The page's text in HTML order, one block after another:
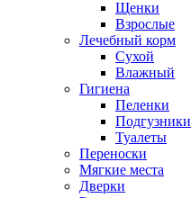
Щенки
Взрослые
Лечебный корм
Сухой
Влажный
Гигиена
Пеленки
Подгузники
Туалеты
Переноски
Мягкие места
Дверки